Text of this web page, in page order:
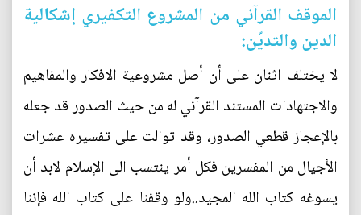
الموقف القرآني من المشروع التكفيري إشكالية
الدين والتديّن:
لا يختلف اثنان على أن أصل مشروعية الافكار والمفاهيم
والاجتهادات المستند القرآني له من حيث الصدور قد جعله
بالإعجاز قطعي الصدور، وقد توالت على تفسيره عشرات
الأجيال من المفسرين فكل أمر ينتسب الى الإسلام لابد أن
يسوغه كتاب الله المجيد..ولو وقفنا على كتاب الله فإننا